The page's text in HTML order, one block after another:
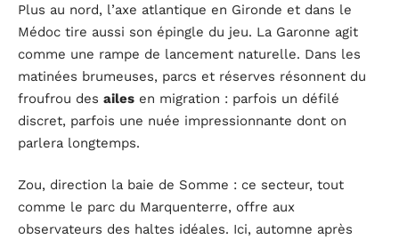
Plus au nord, l’axe atlantique en Gironde et dans le
Médoc tire aussi son épingle du jeu. La Garonne agit
comme une rampe de lancement naturelle. Dans les
matinées brumeuses, parcs et réserves résonnent du
froufrou des ailes en migration : parfois un défilé
discret, parfois une nuée impressionnante dont on
parlera longtemps.
Zou, direction la baie de Somme : ce secteur, tout
comme le parc du Marquenterre, offre aux
observateurs des haltes idéales. Ici, automne après